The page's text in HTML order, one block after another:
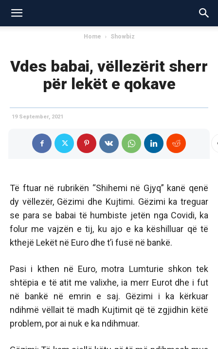
Home Showbiz
Vdes babai, vëllezërit sherr
për lekët e qokave
19 September, 2021
Të ftuar në rubrikën “Shihemi në Gjyq” kanë qenë
dy vëllezër, Gëzimi dhe Kujtimi. Gëzimi ka treguar
se para se babai të humbiste jetën nga Covidi, ka
folur me vajzën e tij, ku ajo e ka këshilluar që të
kthejë Lekët në Euro dhe t’i fusë në bankë.
Pasi i kthen në Euro, motra Lumturie shkon tek
shtëpia e të atit me valixhe, ia merr Eurot dhe i fut
në bankë në emrin e saj. Gëzimi i ka kërkuar
ndihmë vëllait të madh Kujtimit që të zgjidhin këtë
problem, por ai nuk e ka ndihmuar.